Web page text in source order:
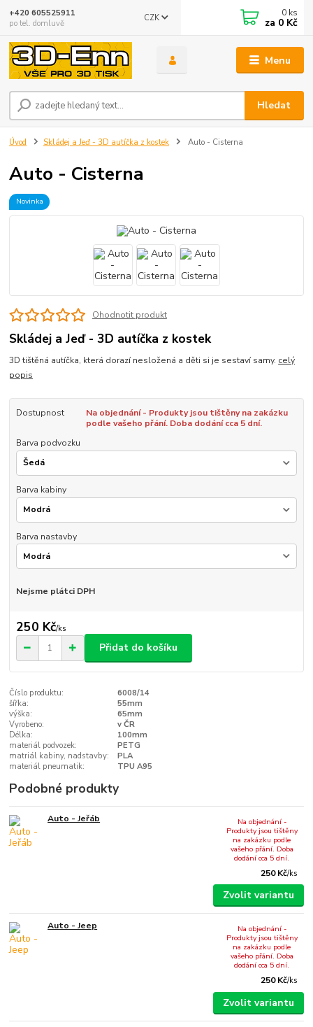
Menu
CZK
Hledat
+420 605525911
po tel. domluvě
0 ks
za 0 Kč
Úvod Skládej a Jeď - 3D autíčka z kostek Auto - Cisterna
Auto - Cisterna
Novinka
Ohodnotit produkt
Skládej a Jeď - 3D autíčka z kostek
3D tištěná autíčka, která dorazí nesložená a děti si je sestaví samy. celý
popis
Dostupnost
Na objednání - Produkty jsou tištěny na zakázku
podle vašeho přání. Doba dodání cca 5 dní.
Barva podvozku
Barva kabiny
Barva nastavby
Nejsme plátci DPH
250 Kč/ks
Přidat do košíku
Číslo produktu:
6008/14
šířka:
55mm
výška:
65mm
Vyrobeno:
v ČR
Délka:
100mm
materiál podvozek:
PETG
matriál kabiny, nadstavby:
PLA
materiál pneumatik:
TPU A95
Podobné produkty
Auto - Jeřáb
250 Kč/ks
Na objednání -
Produkty jsou tištěny
na zakázku podle
vašeho přání. Doba
dodání cca 5 dní.
Zvolit variantu
Auto - Jeep
250 Kč/ks
Na objednání -
Produkty jsou tištěny
na zakázku podle
vašeho přání. Doba
dodání cca 5 dní.
Zvolit variantu